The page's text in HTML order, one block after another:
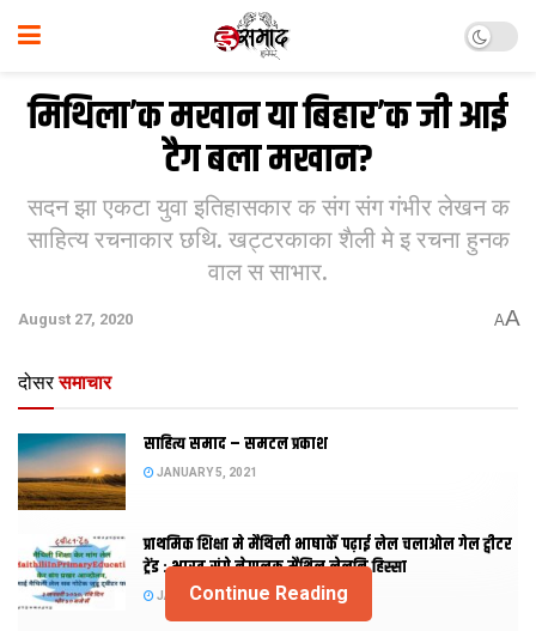
मिथिला’क मखान या बिहार’क जी आई
टैग बला मखान?
सदन झा एकटा युवा इतिहासकार क संग संग गंभीर लेखन क
साहित्य रचनाकार छथि. खट्टरकाका शैली मे इ रचना हुनक
वाल स साभार.
August 27, 2020 AA
दोसर समाचार
साहित्य समाद – समटल प्रकाश
JANUARY 5, 2021
प्राथमिक शि‍क्षा मे मैथि‍ली भाषाकेँ पढ़ाई लेल चलाओल गेल ट्वीटर
ट्रेंड : भारत संगे नेपालक मैथिल लेलनि हिस्सा
JANUARY 5, 2021
Continue Reading